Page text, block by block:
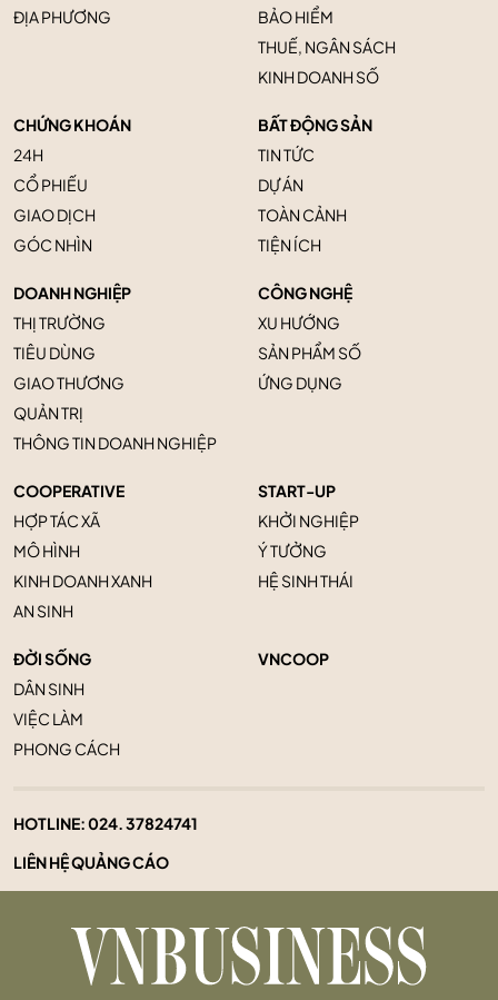
ĐỊA PHƯƠNG
BẢO HIỂM
THUẾ, NGÂN SÁCH
KINH DOANH SỐ
CHỨNG KHOÁN
24H
CỔ PHIẾU
GIAO DỊCH
GÓC NHÌN
BẤT ĐỘNG SẢN
TIN TỨC
DỰ ÁN
TOÀN CẢNH
TIỆN ÍCH
DOANH NGHIỆP
THỊ TRƯỜNG
TIÊU DÙNG
GIAO THƯƠNG
QUẢN TRỊ
THÔNG TIN DOANH NGHIỆP
CÔNG NGHỆ
XU HƯỚNG
SẢN PHẨM SỐ
ỨNG DỤNG
COOPERATIVE
HỢP TÁC XÃ
MÔ HÌNH
KINH DOANH XANH
AN SINH
START-UP
KHỞI NGHIỆP
Ý TƯỞNG
HỆ SINH THÁI
ĐỜI SỐNG
DÂN SINH
VIỆC LÀM
PHONG CÁCH
VNCOOP
HOTLINE:024. 37824741
LIÊN HỆ QUẢNG CÁO